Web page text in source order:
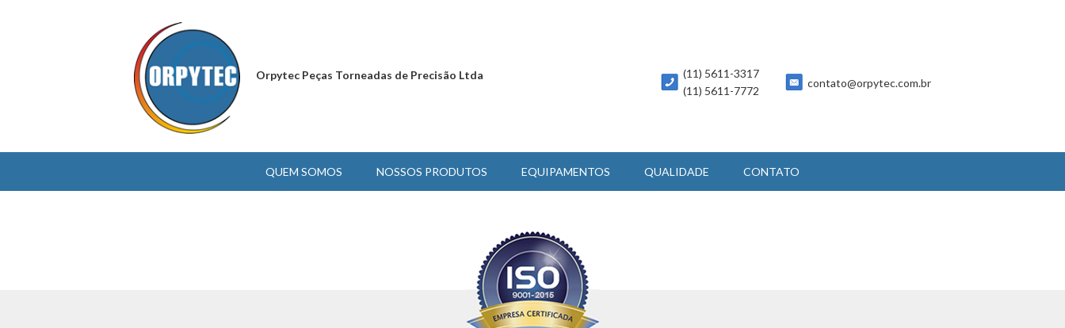
Orpytec Peças Torneadas de Precisão Ltda
(11) 5611-3317
(11) 5611-7772
contato@orpytec.com.br
QUEM SOMOS NOSSOS PRODUTOS EQUIPAMENTOS QUALIDADE CONTATO